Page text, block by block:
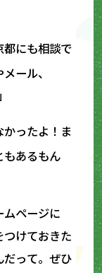
にも相談で
ール、
ったよ！ま
もあるもん
ページに
けておきた
だって。ぜひ